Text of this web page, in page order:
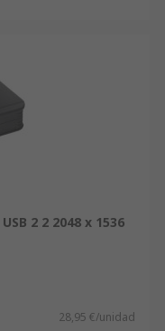
2 2 2048 x 1536
28,95 €/unidad